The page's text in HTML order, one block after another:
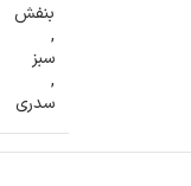
بنفش
,
سبز
,
سدری